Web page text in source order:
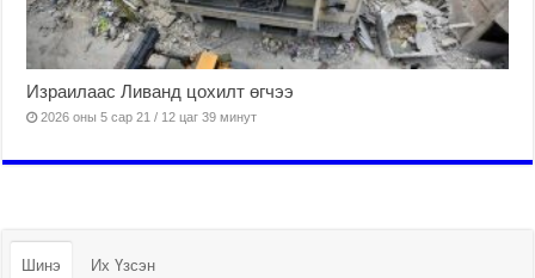
Израилаас Ливанд цохилт өгчээ
2026 оны 5 сар 21 / 12 цаг 39 минут
Шинэ Их Үзсэн